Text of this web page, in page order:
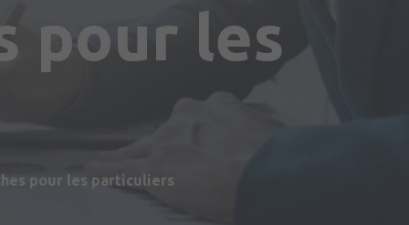
pour les
pour les particuliers